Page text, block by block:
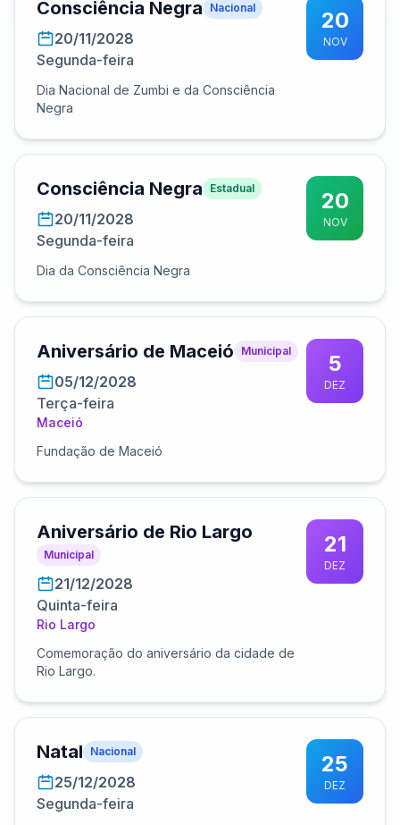
Consciência Negra Nacional
20/11/2028
Segunda-feira
Dia Nacional de Zumbi e da Consciência
Negra
20
NOV
Consciência Negra Estadual
20/11/2028
Segunda-feira
Dia da Consciência Negra
20
NOV
Aniversário de Maceió Municipal
05/12/2028
Terça-feira
Maceió
Fundação de Maceió
5
DEZ
Aniversário de Rio Largo
Municipal
21/12/2028
Quinta-feira
Rio Largo
Comemoração do aniversário da cidade de
Rio Largo.
21
DEZ
Natal Nacional
25/12/2028
Segunda-feira
25
DEZ